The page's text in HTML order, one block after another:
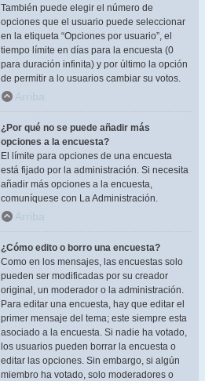
También puede elegir el número de
opciones que el usuario puede seleccionar
en la etiqueta “Opciones por usuario”, el
tiempo límite en días para la encuesta (0
para duración infinita) y por último la opción
de permitir a lo usuarios cambiar su votos.
Arriba
¿Por qué no se puede añadir más
opciones a la encuesta?
El límite para opciones de una encuesta
está fijado por la administración. Si necesita
añadir más opciones a la encuesta,
comuníquese con La Administración.
Arriba
¿Cómo edito o borro una encuesta?
Como en los mensajes, las encuestas solo
pueden ser modificadas por su creador
original, un moderador o la administración.
Para editar una encuesta, hay que editar el
primer mensaje del tema; este siempre esta
asociado a la encuesta. Si nadie ha votado,
los usuarios pueden borrar la encuesta o
editar las opciones. Sin embargo, si algún
miembro ha votado, solo moderadores o